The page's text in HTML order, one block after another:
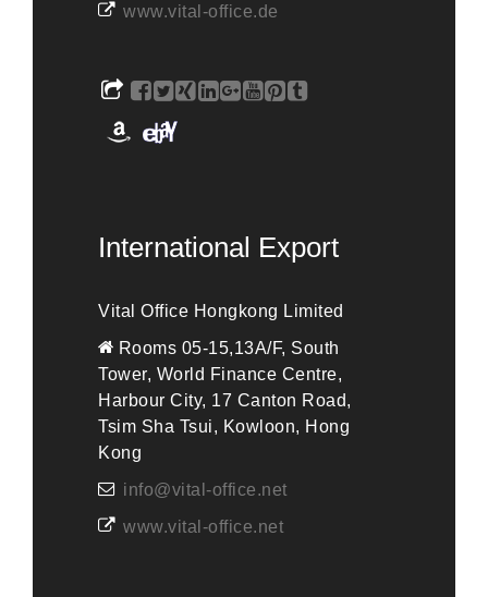
www.vital-office.de
International Export
Vital Office Hongkong Limited
Rooms 05-15,13A/F, South
Tower, World Finance Centre,
Harbour City, 17 Canton Road,
Tsim Sha Tsui, Kowloon, Hong
Kong
info@vital-office.net
www.vital-office.net